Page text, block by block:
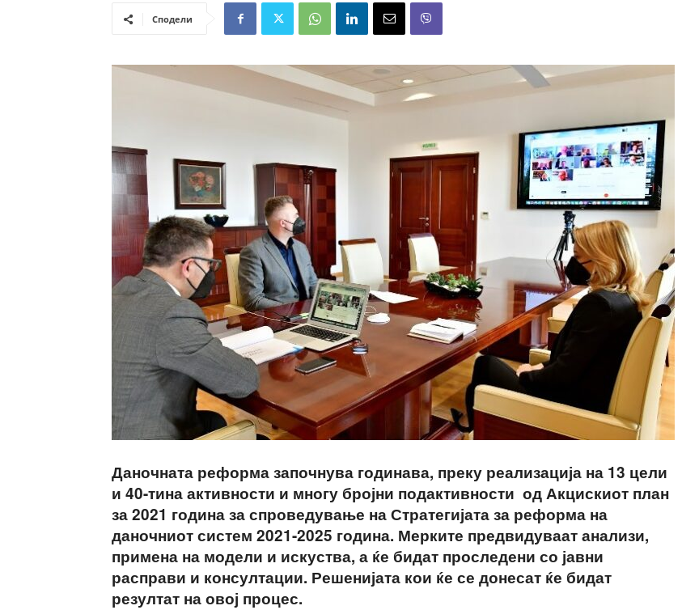
Сподели
Даночната реформа започнува годинава, преку реализација на 13 цели
и 40-тина активности и многу бројни подактивности од Акцискиот план
за 2021 година за спроведување на Стратегијата за реформа на
даночниот систем 2021-2025 година. Мерките предвидуваат анализи,
примена на модели и искуства, а ќе бидат проследени со јавни
расправи и консултации. Решенијата кои ќе се донесат ќе бидат
резултат на овој процес.